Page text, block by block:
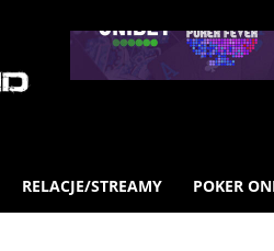
RELACJE/STREAMY POKER